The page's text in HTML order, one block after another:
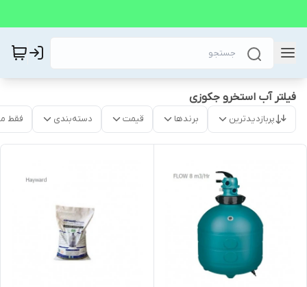
فیلتر آب استخرو جکوزی
پربازدیدترین برندها قیمت دسته‌بندی فقط